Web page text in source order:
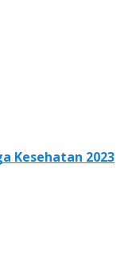
Kesehatan 2023